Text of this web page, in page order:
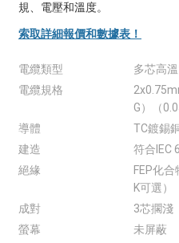
規、電壓和溫度。
索取詳細報價和數據表！
電纜類型
多芯高
電纜規格
G）（
導體
TC鍍錫
建造
符合IEC
絕緣
FEP化合
K可選）
成對
3芯擱淺
螢幕
未屏蔽